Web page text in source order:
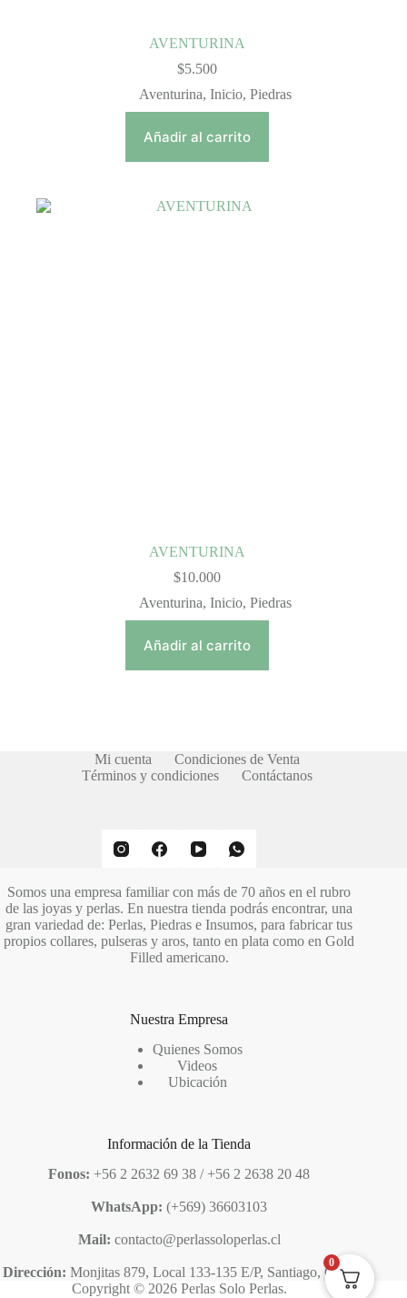
AVENTURINA
$5.500
Aventurina,Inicio,Piedras
Añadir al carrito
AVENTURINA
$10.000
Aventurina,Inicio,Piedras
Añadir al carrito
Mi cuenta
Condiciones de Venta
Términos y condiciones
Contáctanos
Somos una empresa familiar con más de 70 años en el rubro
de las joyas y perlas. En nuestra tienda podrás encontrar, una
gran variedad de: Perlas, Piedras e Insumos, para fabricar tus
propios collares, pulseras y aros, tanto en plata como en Gold
Filled americano.
Nuestra Empresa
Quienes Somos
Videos
Ubicación
Información de la Tienda
Fonos: +56 2 2632 69 38 / +56 2 2638 20 48
WhatsApp: (+569) 36603103
Mail: contacto@perlassoloperlas.cl
Dirección: Monjitas 879, Local 133-135 E/P, Santiago, Chile
Copyright © 2026 Perlas Solo Perlas.
0